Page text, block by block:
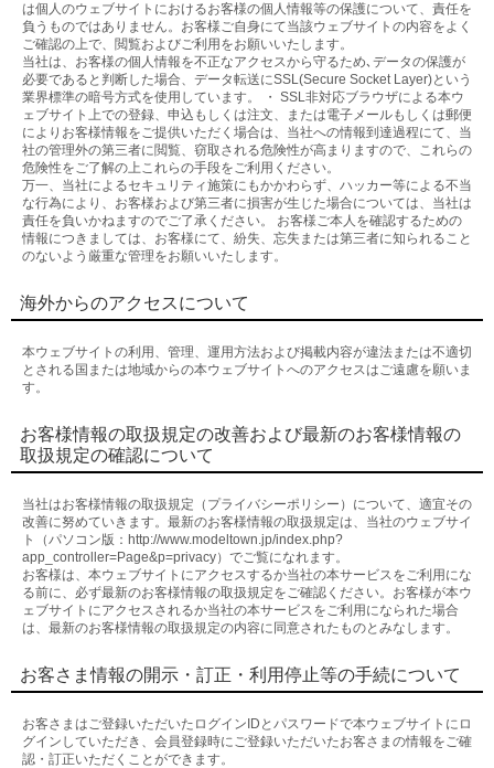
は個人のウェブサイトにおけるお客様の個人情報等の保護について、責任を
負うものではありません。お客様ご自身にて当該ウェブサイトの内容をよく
ご確認の上で、閲覧およびご利用をお願いいたします。
当社は、お客様の個人情報を不正なアクセスから守るため､データの保護が
必要であると判断した場合、データ転送にSSL(Secure Socket Layer)という
業界標準の暗号方式を使用しています。 ・ SSL非対応ブラウザによる本ウ
ェブサイト上での登録、申込もしくは注文、または電子メールもしくは郵便
によりお客様情報をご提供いただく場合は、当社への情報到達過程にて、当
社の管理外の第三者に閲覧、窃取される危険性が高まりますので、これらの
危険性をご了解の上これらの手段をご利用ください。
万一、当社によるセキュリティ施策にもかかわらず、ハッカー等による不当
な行為により、お客様および第三者に損害が生じた場合については、当社は
責任を負いかねますのでご了承ください。 お客様ご本人を確認するための
情報につきましては、お客様にて、紛失、忘失または第三者に知られること
のないよう厳重な管理をお願いいたします。
海外からのアクセスについて
本ウェブサイトの利用、管理、運用方法および掲載内容が違法または不適切
とされる国または地域からの本ウェブサイトへのアクセスはご遠慮を願いま
す。
お客様情報の取扱規定の改善および最新のお客様情報の
取扱規定の確認について
当社はお客様情報の取扱規定（プライバシーポリシー）について、適宜その
改善に努めていきます。最新のお客様情報の取扱規定は、当社のウェブサイ
ト（パソコン版：http://www.modeltown.jp/index.php?
app_controller=Page&p=privacy）でご覧になれます。
お客様は、本ウェブサイトにアクセスするか当社の本サービスをご利用にな
る前に、必ず最新のお客様情報の取扱規定をご確認ください。お客様が本ウ
ェブサイトにアクセスされるか当社の本サービスをご利用になられた場合
は、最新のお客様情報の取扱規定の内容に同意されたものとみなします。
お客さま情報の開示・訂正・利用停止等の手続について
お客さまはご登録いただいたログインIDとパスワードで本ウェブサイトにロ
グインしていただき、会員登録時にご登録いただいたお客さまの情報をご確
認・訂正いただくことができます。